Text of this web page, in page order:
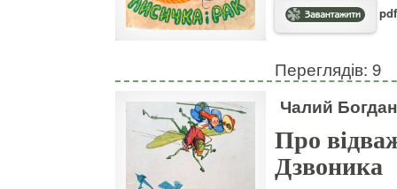
Переглядів: 9
Чалий
Про
Дзвоника